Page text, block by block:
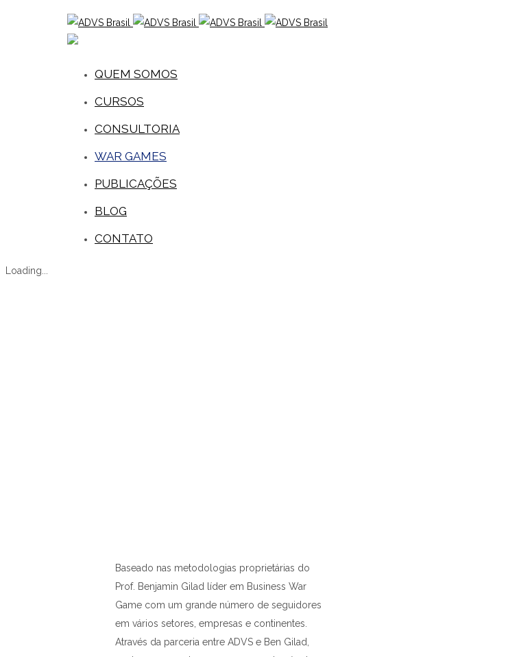
QUEM SOMOS
CURSOS
CONSULTORIA
WAR GAMES
PUBLICAÇÕES
BLOG
CONTATO
Loading...
Baseado nas metodologias proprietárias do
Prof. Benjamin Gilad líder em Business War
Game com um grande número de seguidores
em vários setores, empresas e continentes.
Através da parceria entre ADVS e Ben Gilad,